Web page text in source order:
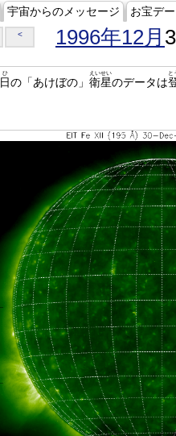
宇宙からのメッセージ お宝デ
< 1996年12月
日
ひ
の「あけぼの」 衛星
えいせい
のデータは
と